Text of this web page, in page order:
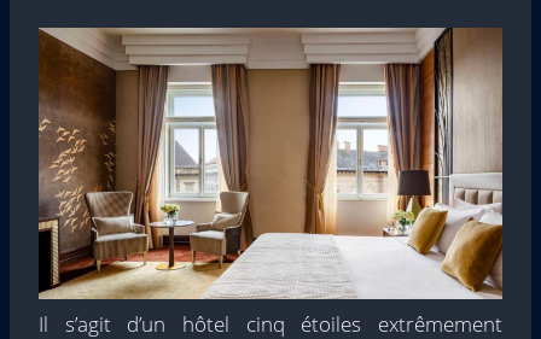
Il s’agit d’un hôtel cinq étoiles extrêmement